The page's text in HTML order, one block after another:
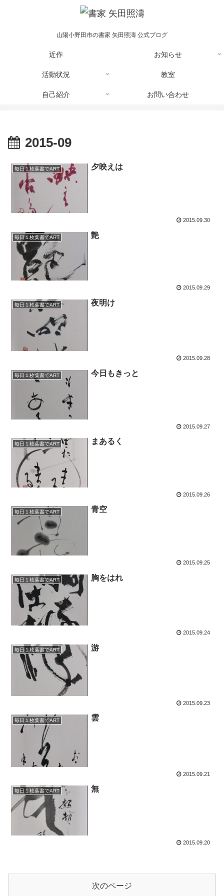
山陽小野田市の書家 矢田照濤 公式ブログ
近作 お知らせ
活動状況 教室
自己紹介 お問い合わせ
2015-09
毎日１枚葉書でART 夕映えは
2015.09.30
毎日１枚葉書でART 艶
2015.09.29
毎日１枚葉書でART 夜明け
2015.09.28
毎日１枚葉書でART 今日もきっと
2015.09.27
毎日１枚葉書でART まあるく
2015.09.26
毎日１枚葉書でART 青空
2015.09.25
毎日１枚葉書でART 胸をはれ
2015.09.24
毎日１枚葉書でART 游
2015.09.23
毎日１枚葉書でART 雲
2015.09.21
毎日１枚葉書でART 無
2015.09.20
次のページ